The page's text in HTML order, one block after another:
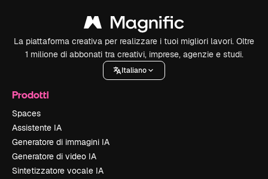
La piattaforma creativa per realizzare i tuoi migliori lavori. Oltre
1 milione di abbonati tra creativi, imprese, agenzie e studi.
Italiano
Prodotti
Spaces
Assistente IA
Generatore di immagini IA
Generatore di video IA
Sintetizzatore vocale IA